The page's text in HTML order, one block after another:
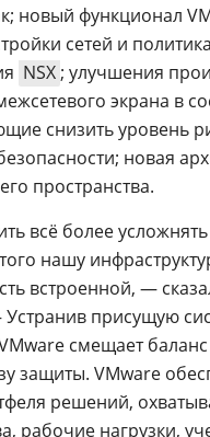
новый функционал
сетей и
NSX ; улучшения
экрана в
снизить уровень
новая
пространства.
всё более
нашу
встроенной, —
присущую
смещает
защиты. VMware
решений,
рабочие нагрузки,